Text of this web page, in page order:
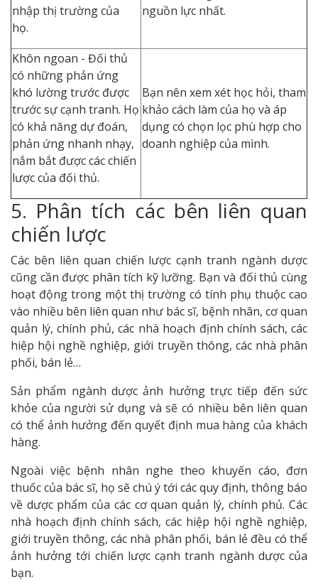
nhập thị trường của
họ.
nguồn lực nhất.
Khôn ngoan - Đối thủ
có những phản ứng
khó lường trước được
trước sự cạnh tranh. Họ
có khả năng dự đoán,
phản ứng nhanh nhạy,
nắm bắt được các chiến
lược của đối thủ.
Bạn nên xem xét học hỏi, tham
khảo cách làm của họ và áp
dụng có chọn lọc phù hợp cho
doanh nghiệp của mình.
5. Phân tích các bên liên quan
chiến lược
Các bên liên quan chiến lược cạnh tranh ngành dược
cũng cần được phân tích kỹ lưỡng. Bạn và đối thủ cùng
hoạt động trong một thị trường có tính phụ thuộc cao
vào nhiều bên liên quan như bác sĩ, bệnh nhân, cơ quan
quản lý, chính phủ, các nhà hoạch định chính sách, các
hiệp hội nghề nghiệp, giới truyền thông, các nhà phân
phối, bán lẻ…
Sản phẩm ngành dược ảnh hưởng trực tiếp đến sức
khỏe của người sử dụng và sẽ có nhiều bên liên quan
có thể ảnh hưởng đến quyết định mua hàng của khách
hàng.
Ngoài việc bệnh nhân nghe theo khuyến cáo, đơn
thuốc của bác sĩ, họ sẽ chú ý tới các quy định, thông báo
về dược phẩm của các cơ quan quản lý, chính phủ. Các
nhà hoạch định chính sách, các hiệp hội nghề nghiệp,
giới truyền thông, các nhà phân phối, bán lẻ đều có thể
ảnh hưởng tới chiến lược cạnh tranh ngành dược của
bạn.